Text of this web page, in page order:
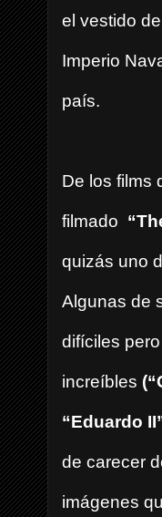
el vestido
Imperio
país.
De los films
filmado
quizás uno
Algunas de
difíciles
increíbles
“Eduardo
de carecer
imágenes